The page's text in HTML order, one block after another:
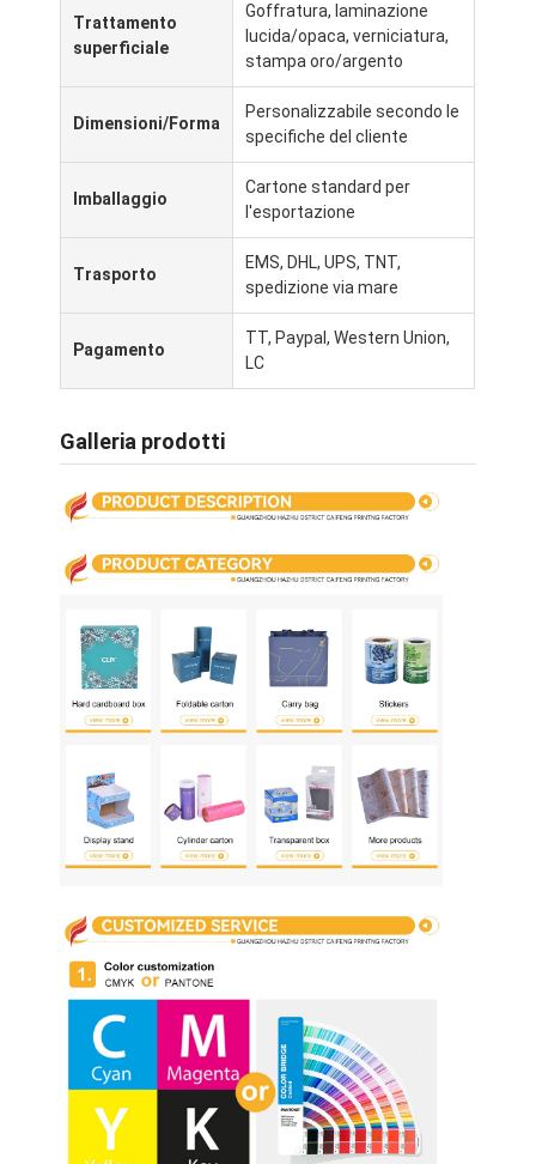
Chi Siamo
Visita alla fabbrica
Contattaci
stampa di scatole di imballaggio
Scatola di imballaggio elettronica
borse di carta del regalo
Contenitore di regalo rigido
scatola di carta pieghevole
scatola di visualizzazione del contatore
Prodotti per la vendita al dettaglio
Etichetta adesiva
Borsa d'imballaggio della maschera facciale
Pacchetto rosso personalizzato
Trattamento
superficiale
Goffratura, laminazione
lucida/opaca, verniciatura,
stampa oro/argento
Dimensioni/Forma
Personalizzabile secondo le
specifiche del cliente
Imballaggio
Cartone standard per
l'esportazione
Trasporto
EMS, DHL, UPS, TNT,
spedizione via mare
Pagamento
TT, Paypal, Western Union,
LC
Galleria prodotti